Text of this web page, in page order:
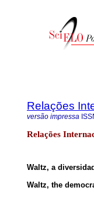
Relações
versão impressa
Relações
Waltz, a
Waltz, the